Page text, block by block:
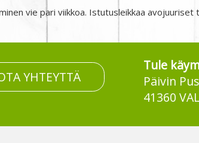
vie pari viikkoa. Istutusleikkaa
YHTEYTTÄ
Tule
Päivin
41360